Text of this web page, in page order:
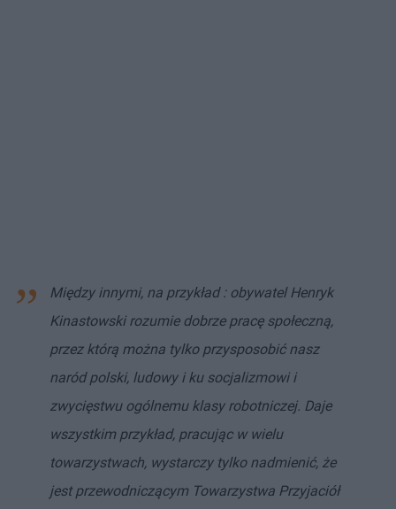
Między innymi, na przykład : obywatel Henryk
Kinastowski rozumie dobrze pracę społeczną,
przez którą można tylko przysposobić nasz
naród polski, ludowy i ku socjalizmowi i
zwycięstwu ogólnemu klasy robotniczej. Daje
wszystkim przykład, pracując w wielu
towarzystwach, wystarczy tylko nadmienić, że
jest przewodniczącym Towarzystwa Przyjaciół